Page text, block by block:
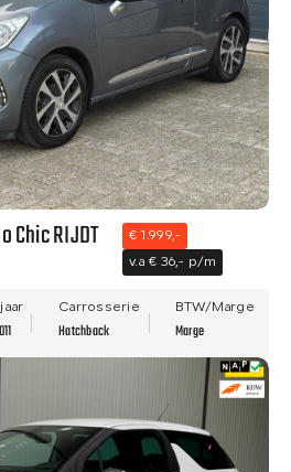
Chic RIJDT
€ 1.999,-
v.a € 36,- p/m
Carrosserie
Hatchback
BTW/Marge
Marge